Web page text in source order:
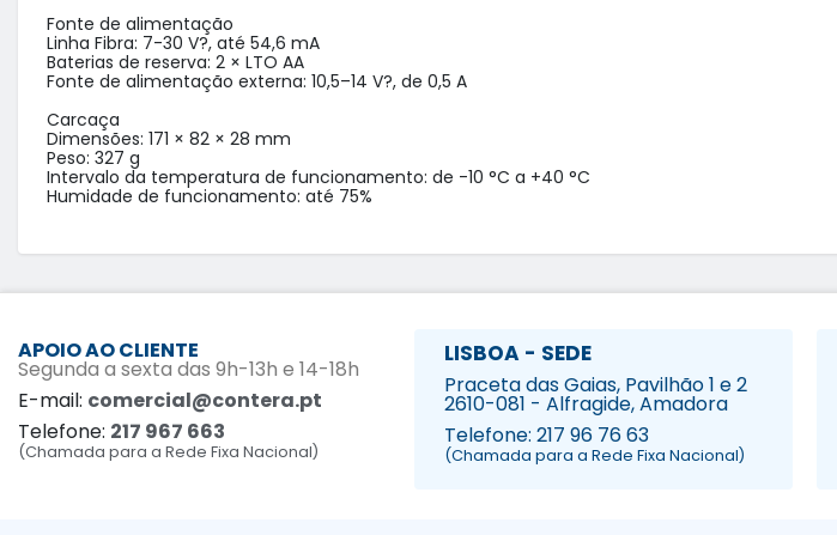
Fonte de alimentação
Linha Fibra: 7-30 V?, até 54,6 mA
Baterias de reserva: 2 × LTO AA
Fonte de alimentação externa: 10,5–14 V?, de 0,5 A
Carcaça
Dimensões: 171 × 82 × 28 mm
Peso: 327 g
Intervalo da temperatura de funcionamento: de -10 °C a +40 °C
Humidade de funcionamento: até 75%
APOIO AO CLIENTE
Segunda a sexta das 9h-13h e 14-18h
E-mail: comercial@contera.pt
Telefone: 217 967 663
(Chamada para a Rede Fixa Nacional)
LISBOA - SEDE
Praceta das Gaias, Pavilhão 1 e 2
2610-081 - Alfragide, Amadora
Telefone: 217 96 76 63
(Chamada para a Rede Fixa Nacional)